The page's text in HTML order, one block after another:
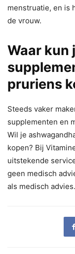
menstruatie, en is
de vrouw.
Waar kun
pruriens
Steeds vaker
supplementen en
Wil je
kopen? Bij
uitstekende
geen medisch
als medisch advies.